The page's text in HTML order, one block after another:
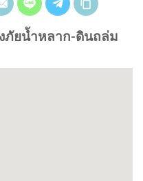
ภัยน้ำหลาก-ดินถล่ม